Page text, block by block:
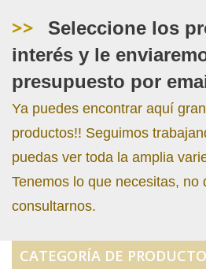
>>
Seleccione los
interés y le
presupuesto por
Ya puedes encontrar aquí
productos!! Seguimos
puedas ver toda la amplia
Tenemos lo que necesitas, no
consultarnos.
CATEGORÍA DE PRODUCTO